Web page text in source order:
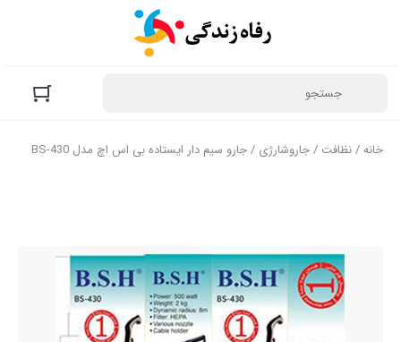
خانه/نظافت /جاروشارژی / جارو سیم دار ایستاده بی اس اچ مدل BS-430